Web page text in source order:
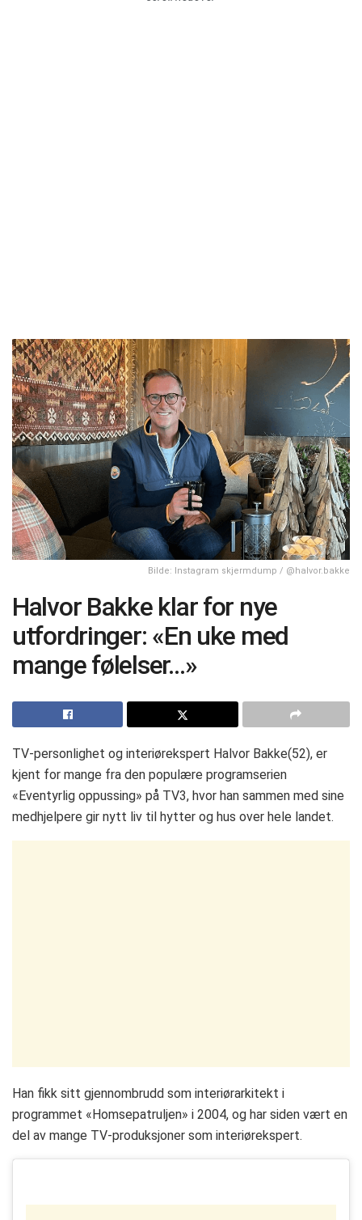
Bilde: Instagram skjermdump / @halvor.bakke
Halvor Bakke klar for nye
utfordringer: «En uke med
mange følelser…»
TV-personlighet og interiørekspert Halvor Bakke(52), er
kjent for mange fra den populære programserien
«Eventyrlig oppussing» på TV3, hvor han sammen med sine
medhjelpere gir nytt liv til hytter og hus over hele landet.
Han fikk sitt gjennombrudd som interiørarkitekt i
programmet «Homsepatruljen» i 2004, og har siden vært en
del av mange TV-produksjoner som interiørekspert.